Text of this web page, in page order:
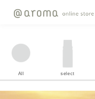
All select